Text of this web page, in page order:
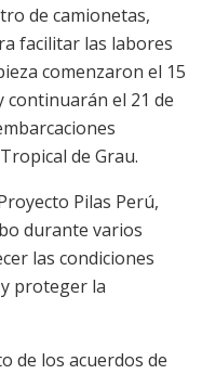
de camionetas,
facilitar las labores
comenzaron el 15
continuarán el 21 de
de Grau.
Pilas Perú,
durante varios
las condiciones
proteger la
de los acuerdos de